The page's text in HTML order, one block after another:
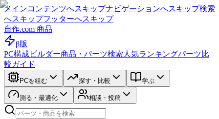
メインコンテンツへスキップナビゲーションへスキップ検索
へスキップフッターへスキップ
自作.com 商品
β版
PC構成ビルダー商品・パーツ検索 人気ランキングパーツ比
較ガイド
PCを組む 探す・比較 学ぶ
測る・最適化 相談・投稿